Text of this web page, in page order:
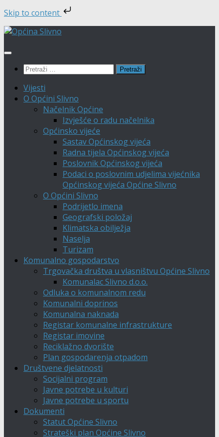
Skip to content
Skip
content
Pretraži:
Vijesti
O Općini Slivno
Načelnik Općine
Izvješće o radu načelnika
Općinsko vijeće
Sastav Općinskog vijeća
Radna tijela Općinskog vijeća
Poslovnik Općinskog vijeća
Podaci o poslovnim udjelima vijećnika
Općinskog vijeća Općine Slivno
O Općini Slivno
Podrijetlo imena
Geografski položaj
Klimatska obilježja
Naselja
Turizam
Komunalno gospodarstvo
Trgovačka društva u vlasništvu Općine Slivno
Komunalac Slivno d.o.o.
Odluka o komunalnom redu
Komunalni doprinos
Komunalna naknada
Registar komunalne infrastrukture
Registar imovine
Reciklažno dvorište
Plan gospodarenja otpadom
Društvene djelatnosti
Socijalni program
Javne potrebe u kulturi
Javne potrebe u sportu
Dokumenti
Statut Općine Slivno
Strateški plan Općine Slivno